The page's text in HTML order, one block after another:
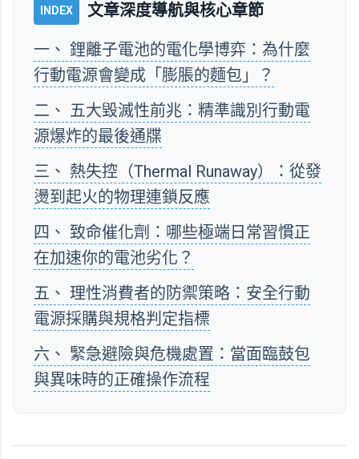
INDEX 文章深度導航與核心章節
一、 鋰離子電池的電化學博弈：為什麼
行動電源會變成「膨脹的麵包」？
二、 五大毀滅性前兆：精準識別行動電
源爆炸的最後通牒
三、 熱失控（Thermal Runaway）：從發
燙到起火的物理連鎖反應
四、 致命催化劑：哪些極端日常習慣正
在加速你的電池劣化？
五、 理性消費者的防禦策略：安全行動
電源採購與規格判定指標
六、 緊急避險與危機處置：當面臨鼓包
與異味時的正確操作流程